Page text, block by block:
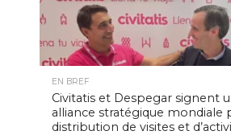
EN BREF
Civitatis et Despegar signent
alliance stratégique mondiale
distribution de visites et